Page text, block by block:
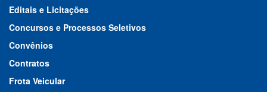
Editais e Licitações
Concursos e Processos Seletivos
Convênios
Contratos
Frota Veicular